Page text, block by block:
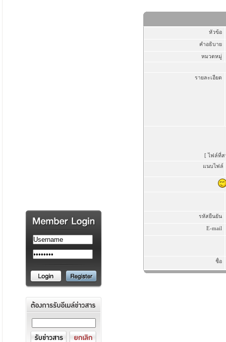
หัวข้อ
คำอธิบาย
หมวดหมู่
รายละเอียด
[ ไฟล์ที่ส
แนบไฟล์
รหัสยืนยัน
E-mail
ชื่อ